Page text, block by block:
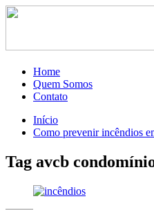
Home
Quem Somos
Contato
Início
Como prevenir incêndios
Tag avcb